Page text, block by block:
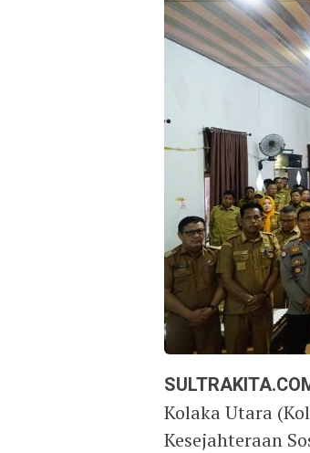
Kolaka Utara
Kesejahteraan